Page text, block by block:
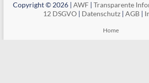
Copyright © 2026 |AWF |Transparente
12 DSGVO| Datenschutz| AGB|
Home